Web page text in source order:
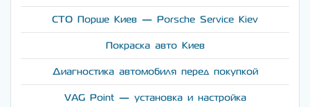
СТО Порше Киев — Porsche Service Kiev
Покраска авто Киев
Диагностика автомобиля перед покупкой
VAG Point — установка и настройка